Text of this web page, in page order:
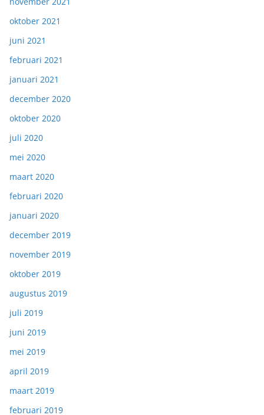
oktober 2021
juni 2021
februari 2021
januari 2021
december 2020
oktober 2020
juli 2020
mei 2020
maart 2020
februari 2020
januari 2020
december 2019
november 2019
oktober 2019
augustus 2019
juli 2019
juni 2019
mei 2019
april 2019
maart 2019
februari 2019